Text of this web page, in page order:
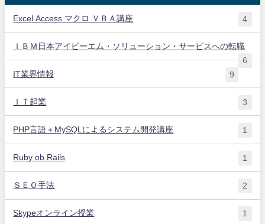
Excel Access マクロ ＶＢＡ講座 4
ＩＢＭ日本アイビーエム・ソリューション・サービスへの転職
6
IT業界情報
9
ＩＴ起業 3
PHP言語＋MySQLによるシステム開発講座 1
Ruby ob Rails 1
ＳＥＯ手法 2
Skypeオンライン授業 1